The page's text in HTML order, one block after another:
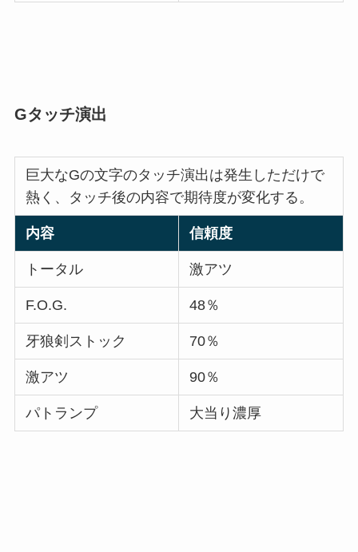
Gタッチ演出
巨大なGの文字のタッチ演出は発生しただけで
熱く、タッチ後の内容で期待度が変化する。
内容 信頼度
トータル 激アツ
F.O.G. 48％
牙狼剣ストック 70％
激アツ 90％
パトランプ 大当り濃厚